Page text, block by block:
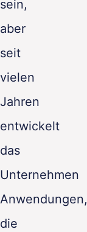
sein,
aber
seit
vielen
Jahren
entwickelt
das
Unternehmen
Anwendungen,
die